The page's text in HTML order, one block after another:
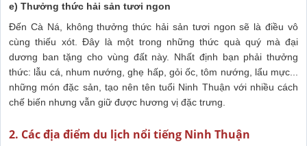
e) Thưởng thức hải sản tươi ngon
Đến Cà Ná, không thưởng thức hải sản tươi ngon sẽ là điều vô
cùng thiếu xót. Đây là một trong những thức quà quý mà đại
dương ban tặng cho vùng đất này. Nhất định bạn phải thưởng
thức: lẫu cá, nhum nướng, ghẹ hấp, gỏi ốc, tôm nướng, lẩu mực...
những món đặc sản, tạo nên tên tuổi Ninh Thuận với nhiều cách
chế biến nhưng vẫn giữ được hương vị đặc trưng.
2. Các địa điểm du lịch nổi tiếng Ninh Thuận